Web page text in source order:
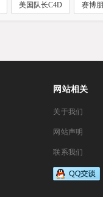
美国队长C4D 赛博
网站相关
关于我们
网站声明
联系我们